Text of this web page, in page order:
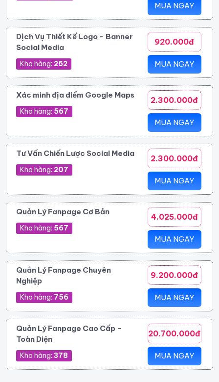
MUA NGAY
Dịch Vụ Thiết Kế Logo - Banner
Social Media
Kho hàng: 252
920.000đ
MUA NGAY
Xác minh địa điểm Google Maps
Kho hàng: 567
2.300.000đ
MUA NGAY
Tư Vấn Chiến Lược Social Media
Kho hàng: 207
2.300.000đ
MUA NGAY
Quản Lý Fanpage Cơ Bản
Kho hàng: 567
4.025.000đ
MUA NGAY
Quản Lý Fanpage Chuyên
Nghiệp
Kho hàng: 756
9.200.000đ
MUA NGAY
Quản Lý Fanpage Cao Cấp -
Toàn Diện
Kho hàng: 378
20.700.000đ
MUA NGAY